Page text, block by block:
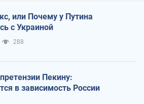
или Почему у Путина
с Украиной
288
Пекину:
в зависимость России